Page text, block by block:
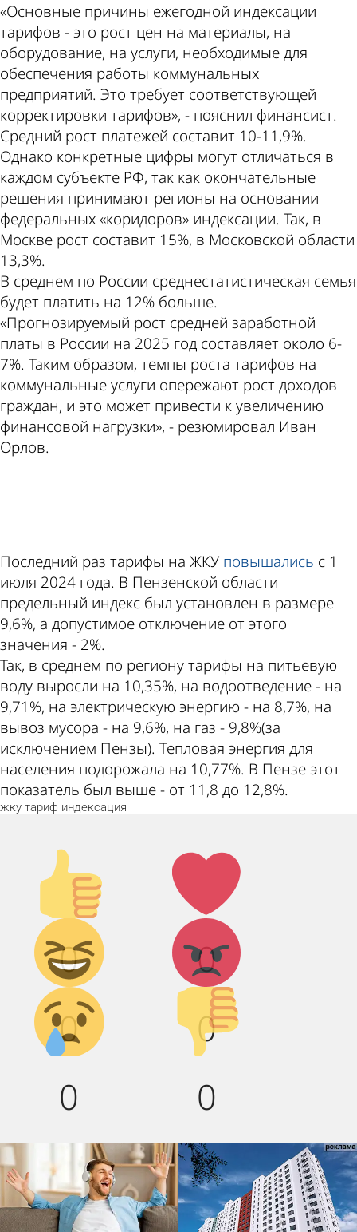
«Основные причины ежегодной индексации
тарифов - это рост цен на материалы, на
оборудование, на услуги, необходимые для
обеспечения работы коммунальных
предприятий. Это требует соответствующей
корректировки тарифов», - пояснил финансист.
Средний рост платежей составит 10-11,9%.
Однако конкретные цифры могут отличаться в
каждом субъекте РФ, так как окончательные
решения принимают регионы на основании
федеральных «коридоров» индексации. Так, в
Москве рост составит 15%, в Московской области
13,3%.
В среднем по России среднестатистическая семья
будет платить на 12% больше.
«Прогнозируемый рост средней заработной
платы в России на 2025 год составляет около 6-
7%. Таким образом, темпы роста тарифов на
коммунальные услуги опережают рост доходов
граждан, и это может привести к увеличению
финансовой нагрузки», - резюмировал Иван
Орлов.
Последний раз тарифы на ЖКУ повышались с 1
июля 2024 года. В Пензенской области
предельный индекс был установлен в размере
9,6%, а допустимое отключение от этого
значения - 2%.
Так, в среднем по региону тарифы на питьевую
воду выросли на 10,35%, на водоотведение - на
9,71%, на электрическую энергию - на 8,7%, на
вывоз мусора - на 9,6%, на газ - 9,8%(за
исключением Пензы). Тепловая энергия для
населения подорожала на 10,77%. В Пензе этот
показатель был выше - от 11,8 до 12,8%.
жку тариф индексация
Палец
вверх!
0
Лайк!
0
Дикий
смех!
0
Агрессия!
0
Грусть :(
0
Палец
вниз!
0